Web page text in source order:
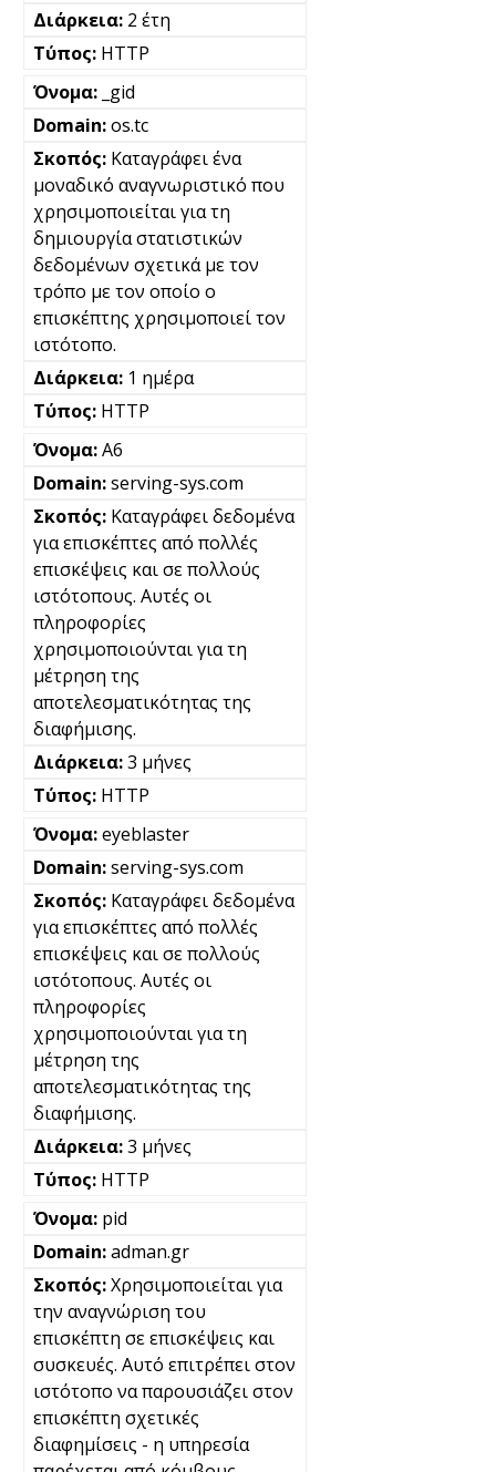
2 έτη
HTTP
_gid
os.tc
Καταγράφει ένα
μοναδικό αναγνωριστικό που
χρησιμοποιείται για τη
δημιουργία στατιστικών
δεδομένων σχετικά με τον
τρόπο με τον οποίο ο
επισκέπτης χρησιμοποιεί τον
ιστότοπο.
1 ημέρα
HTTP
A6
serving-sys.com
Καταγράφει δεδομένα
για επισκέπτες από πολλές
επισκέψεις και σε πολλούς
ιστότοπους. Αυτές οι
πληροφορίες
χρησιμοποιούνται για τη
μέτρηση της
αποτελεσματικότητας της
διαφήμισης.
3 μήνες
HTTP
eyeblaster
serving-sys.com
Καταγράφει δεδομένα
για επισκέπτες από πολλές
επισκέψεις και σε πολλούς
ιστότοπους. Αυτές οι
πληροφορίες
χρησιμοποιούνται για τη
μέτρηση της
αποτελεσματικότητας της
διαφήμισης.
3 μήνες
HTTP
pid
adman.gr
Χρησιμοποιείται για
την αναγνώριση του
επισκέπτη σε επισκέψεις και
συσκευές. Αυτό επιτρέπει στον
ιστότοπο να παρουσιάζει στον
επισκέπτη σχετικές
διαφημίσεις - η υπηρεσία